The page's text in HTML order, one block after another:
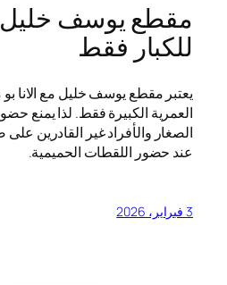
مقطع يوسف خليل
للكبار فقط
يعتبر مقطع يوسف خليل مع
العمرية الكبيرة فقط. لذا يمنع
الصغار والأفراد غير القادرين
عند حضور اللقطات الحميمية.
3 فبراير، 2026